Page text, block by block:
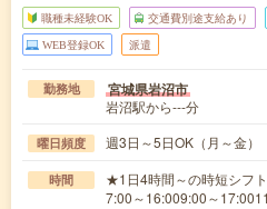
職種未経験OK 交通費別途支給あり
WEB登録OK 派遣
勤務地 宮城県岩沼市
岩沼駅から---分
曜日頻度 週3日～5日OK（月～金
時間
★1日4時間～の時短シフ
7:00～16:009:00～